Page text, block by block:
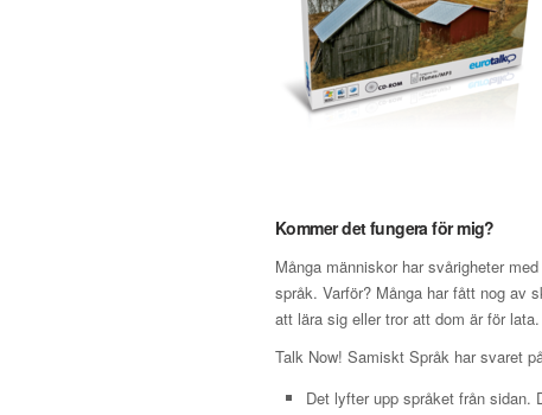
Kommer det fungera för mig?
Många människor har svårigheter
språk. Varför? Många har fått nog av
att lära sig eller tror att dom är för lata.
Talk Now! Samiskt Språk har svaret
Det lyfter upp språket från sidan.